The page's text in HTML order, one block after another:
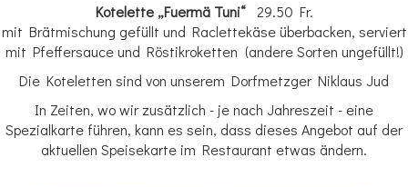
Kotelette „Fuermä Tuni“29.50 Fr.
mit Brätmischung gefüllt und Raclettekäse überbacken, serviert
mit Pfeffersauce und Röstikroketten (andere Sorten ungefüllt!)
Die Koteletten sind von unserem Dorfmetzger Niklaus Jud
In Zeiten, wo wir zusätzlich - je nach Jahreszeit - eine
Spezialkarte führen, kann es sein, dass dieses Angebot auf der
aktuellen Speisekarte im Restaurant etwas ändern.